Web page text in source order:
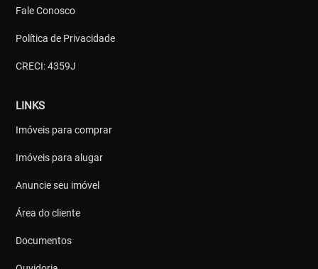
Fale Conosco
Política de Privacidade
CRECI: 4359J
LINKS
Imóveis para comprar
Imóveis para alugar
Anuncie seu imóvel
Área do cliente
Documentos